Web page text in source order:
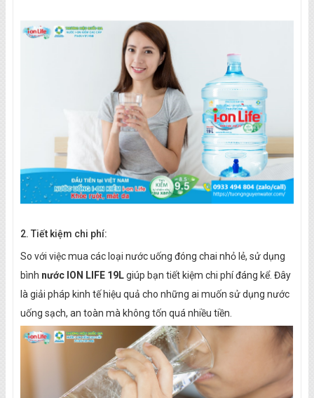
2. Tiết kiệm chi phí:
So với việc mua các loại nước uống đóng chai nhỏ lẻ, sử dụng
bình nước ION LIFE 19Lgiúp bạn tiết kiệm chi phí đáng kể. Đây
là giải pháp kinh tế hiệu quả cho những ai muốn sử dụng nước
uống sạch, an toàn mà không tốn quá nhiều tiền.